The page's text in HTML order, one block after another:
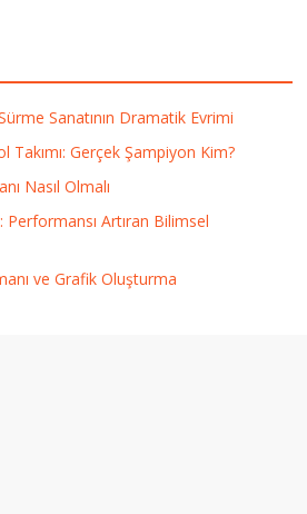
Sanatının Dramatik Evrimi
Takımı: Gerçek Şampiyon Kim?
Nasıl Olmalı
Artıran Bilimsel
ve Grafik Oluşturma